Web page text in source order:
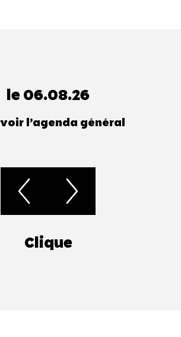
le 06.08.26
voir l’agenda général
Clique